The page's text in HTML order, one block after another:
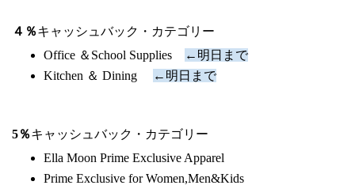
４％キャッシュバック・カテゴリー
Office ＆School Supplies
←明日まで
Kitchen ＆ Dining
←明日まで
5％キャッシュバック・カテゴリー
Ella Moon Prime Exclusive Apparel
Prime Exclusive for Women,Men&Kids